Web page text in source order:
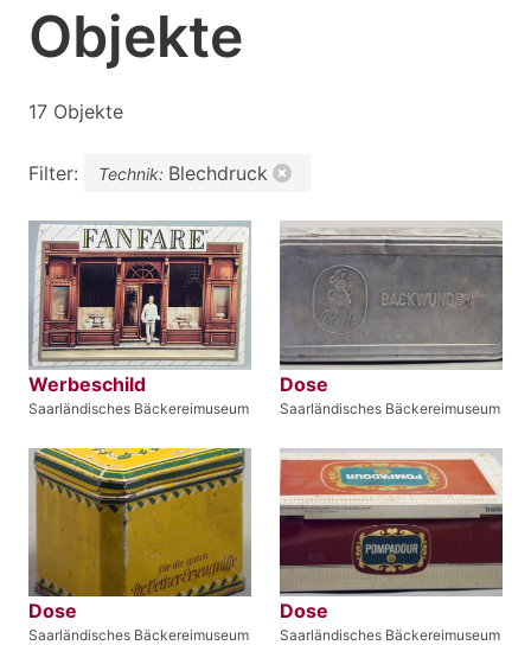
Objekte
17 Objekte
Filter: Technik: Blechdruck
Werbeschild
Saarländisches Bäckereimuseum
Dose
Saarländisches Bäckereimuseum
Dose
Saarländisches Bäckereimuseum
Dose
Saarländisches Bäckereimuseum